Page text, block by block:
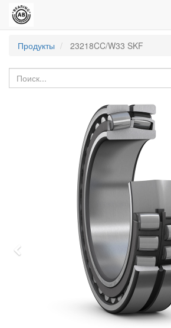
Продукты
23218CC/W33 SKF